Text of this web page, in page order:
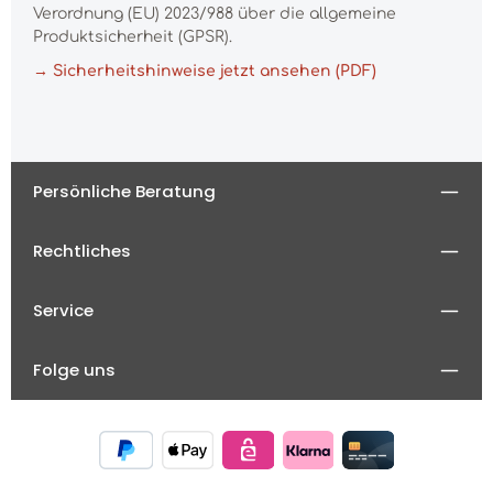
Verordnung (EU) 2023/988 über die allgemeine
Produktsicherheit (GPSR).
→ Sicherheitshinweise jetzt ansehen (PDF)
Persönliche Beratung
Rechtliches
Service
Folge uns